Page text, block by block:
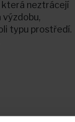
která neztrácejí
výzdobu,
typu prostředí.